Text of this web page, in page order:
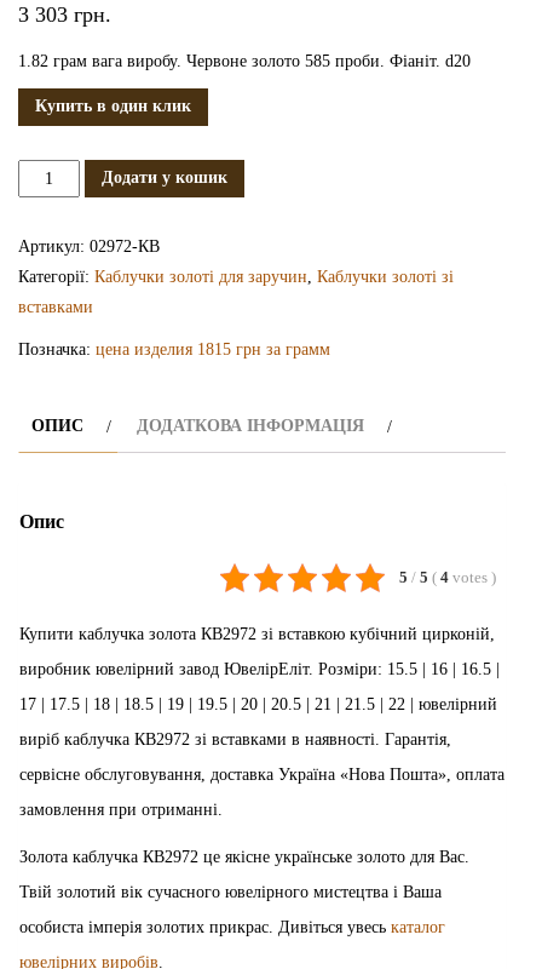
3 303 грн.
1.82 грам вага виробу. Червоне золото 585 проби. Фіаніт. d20
Купить в один клик
Золота
Додати у кошик
Артикул: 02972-КВ
Категорії: Каблучки золоті для заручин, Каблучки золоті зі
вставками
Позначка: цена изделия 1815 грн за грамм
ОПИС ДОДАТКОВА ІНФОРМАЦІЯ
Опис
5 / 5 ( 4 votes )
Купити каблучка золота КВ2972 зі вставкою кубічний цирконій,
виробник ювелірний завод ЮвелірЕліт. Розміри: 15.5 | 16 | 16.5 |
17 | 17.5 | 18 | 18.5 | 19 | 19.5 | 20 | 20.5 | 21 | 21.5 | 22 | ювелірний
виріб каблучка КВ2972 зі вставками в наявності. Гарантія,
сервісне обслуговування, доставка Україна «Нова Пошта», оплата
замовлення при отриманні.
Золота каблучка КВ2972 це якісне українське золото для Вас.
Твій золотий вік сучасного ювелірного мистецтва і Ваша
особиста імперія золотих прикрас. Дивіться увесь каталог
ювелірних виробів